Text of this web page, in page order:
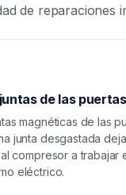
de reparaciones
de las puertas
magnéticas de las
junta desgastada
compresor a trabajar
eléctrico.